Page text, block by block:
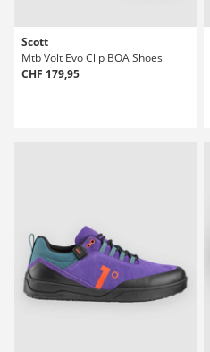
Scott
Mtb Volt Evo Clip BOA Shoes
CHF 179,95